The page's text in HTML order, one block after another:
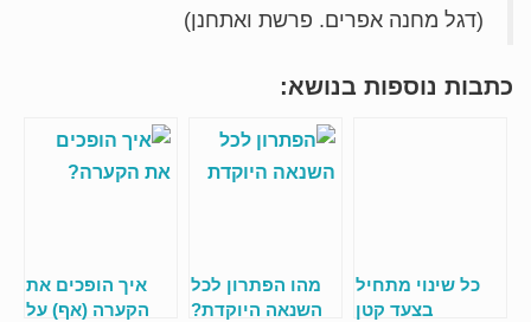
(דגל מחנה אפרים. פרשת ואתחנן)
כתבות נוספות בנושא:
כל שינוי מתחיל
בצעד קטן
מהו הפתרון לכל
השנאה היוקדת?
איך הופכים את
הקערה (אף) על